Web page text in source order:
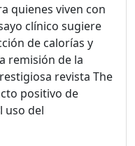
quienes viven con
clínico sugiere
de calorías y
remisión de la
revista The
positivo de
uso del